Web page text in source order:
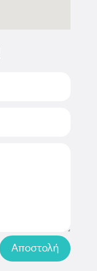
Αποστολή